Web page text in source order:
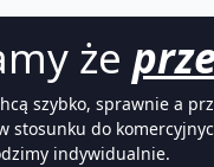
że
szybko, sprawnie a
stosunku do
indywidualnie.